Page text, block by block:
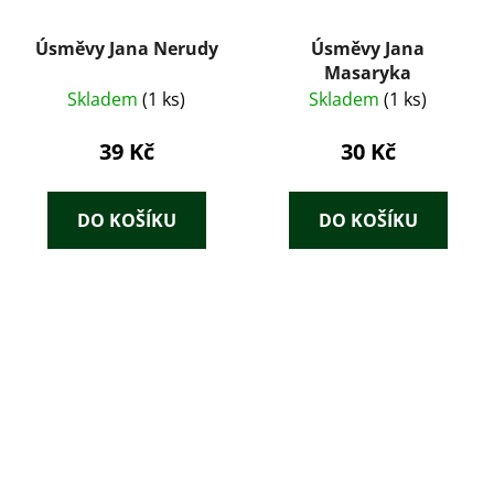
Úsměvy Jana Nerudy
Skladem (1 ks)
39 Kč
DO KOŠÍKU
Úsměvy Jana
Masaryka
Skladem (1 ks)
30 Kč
DO KOŠÍKU